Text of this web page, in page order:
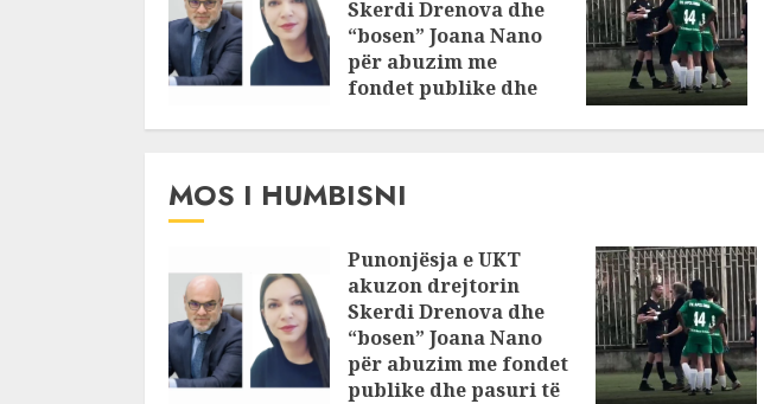
Skerdi Drenova dhe
“bosen” Joana Nano
për abuzim me
fondet publike dhe
MOS I HUMBISNI
Punonjësja e UKT
akuzon drejtorin
Skerdi Drenova dhe
“bosen” Joana Nano
për abuzim me fondet
publike dhe pasuri të